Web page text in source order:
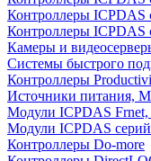
Контроллеры ICPDAS
Контроллеры ICPDAS
Камеры и
Системы быстрого
Контроллеры
Источники питания,
Модули ICPDAS Frnet,
Модули ICPDAS
Контроллеры Do-more